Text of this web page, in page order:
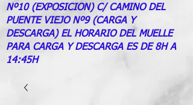
Nº10 (EXPOSICION) C/ CAMINO DEL
PUENTE VIEJO Nº9 (CARGA Y
DESCARGA) EL HORARIO DEL MUELLE
PARA CARGA Y DESCARGA ES DE 8H A
14:45H